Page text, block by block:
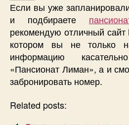
Если вы уже
и подбираете
рекомендую отличный
котором вы не только
информацию
«Пансионат Лиман», а и
забронировать номер.
Related posts: